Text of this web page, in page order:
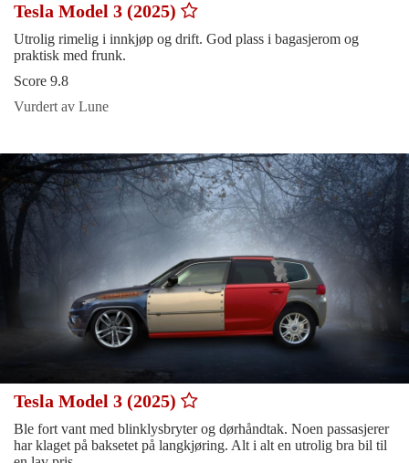
Tesla Model 3 (2025)
Utrolig rimelig i innkjøp og drift. God plass i bagasjerom og
praktisk med frunk.
Score 9.8
Vurdert av Lune
Tesla Model 3 (2025)
Ble fort vant med blinklysbryter og dørhåndtak. Noen passasjerer
har klaget på baksetet på langkjøring. Alt i alt en utrolig bra bil til